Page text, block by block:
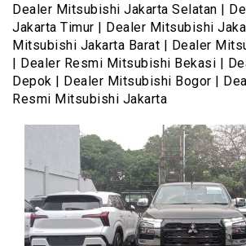
Dealer Mitsubishi Jakarta Selatan |
Jakarta Timur | Dealer Mitsubishi
Mitsubishi Jakarta Barat | Dealer
| Dealer Resmi Mitsubishi Bekasi |
Depok | Dealer Mitsubishi Bogor |
Resmi Mitsubishi Jakarta